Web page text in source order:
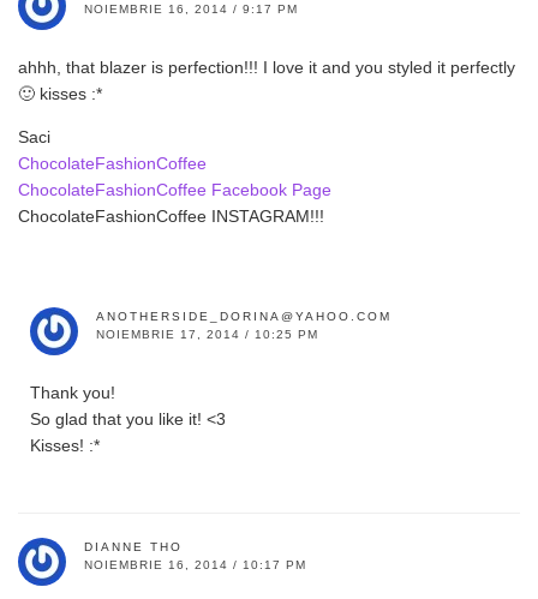
NOIEMBRIE 16, 2014 / 9:17 PM
ahhh, that blazer is perfection!!! I love it and you styled it perfectly
🙂 kisses :*
Saci
ChocolateFashionCoffee
ChocolateFashionCoffee Facebook Page
ChocolateFashionCoffee INSTAGRAM!!!
ANOTHERSIDE_DORINA@YAHOO.COM
NOIEMBRIE 17, 2014 / 10:25 PM
Thank you!
So glad that you like it! <3
Kisses! :*
DIANNE THO
NOIEMBRIE 16, 2014 / 10:17 PM